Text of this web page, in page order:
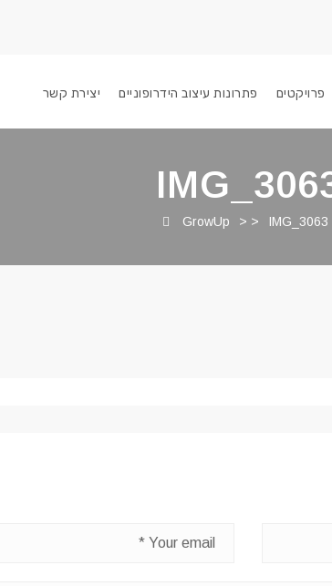
פרויקטים פתרונות עיצוב הידרופוניים יצירת קשר
GrowUp > > IMG_3063